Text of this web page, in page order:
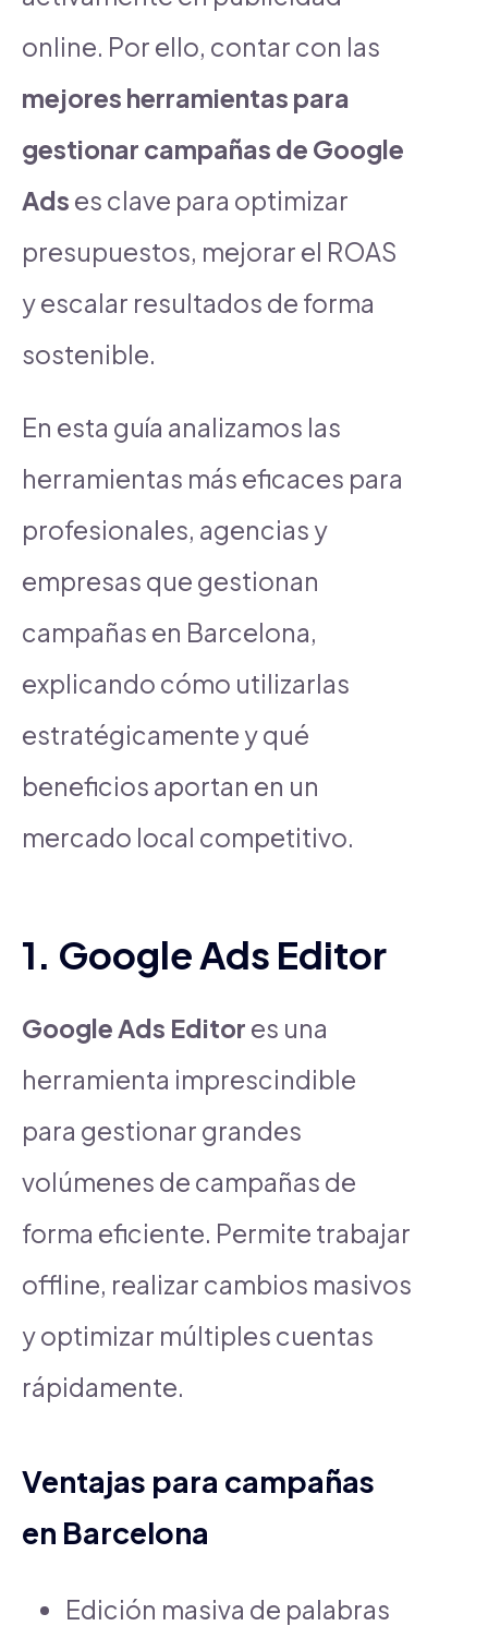
online. Por ello, contar con las
mejores herramientas para
gestionar campañas de Google
Ads es clave para optimizar
presupuestos, mejorar el ROAS
y escalar resultados de forma
sostenible.
En esta guía analizamos las
herramientas más eficaces para
profesionales, agencias y
empresas que gestionan
campañas en Barcelona,
explicando cómo utilizarlas
estratégicamente y qué
beneficios aportan en un
mercado local competitivo.
1. Google Ads Editor
Google Ads Editor es una
herramienta imprescindible
para gestionar grandes
volúmenes de campañas de
forma eficiente. Permite trabajar
offline, realizar cambios masivos
y optimizar múltiples cuentas
rápidamente.
Ventajas para campañas
en Barcelona
Edición masiva de palabras